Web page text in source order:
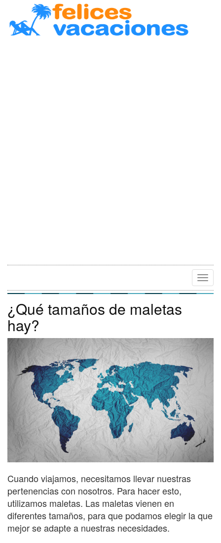
¿Qué tamaños de maletas
hay?
Cuando viajamos, necesitamos llevar nuestras
pertenencias con nosotros. Para hacer esto,
utilizamos maletas. Las maletas vienen en
diferentes tamaños, para que podamos elegir la que
mejor se adapte a nuestras necesidades.